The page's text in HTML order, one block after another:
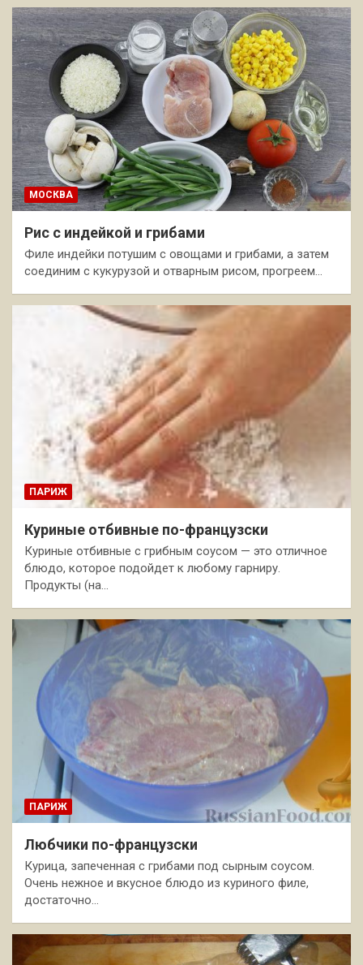
МОСКВА
Рис с индейкой и грибами
Филе индейки потушим с овощами и грибами, а затем
соединим с кукурузой и отварным рисом, прогреем…
ПАРИЖ
Куриные отбивные по-французски
Куриные отбивные с грибным соусом — это отличное
блюдо, которое подойдет к любому гарниру.
Продукты (на…
ПАРИЖ
Любчики по-французски
Курица, запеченная с грибами под сырным соусом.
Очень нежное и вкусное блюдо из куриного филе,
достаточно…